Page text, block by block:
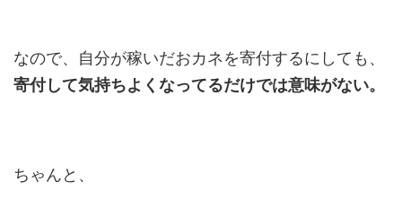
なので、自分が稼いだおカネを寄付するにしても、
寄付して気持ちよくなってるだけでは意味がない。
ちゃんと、